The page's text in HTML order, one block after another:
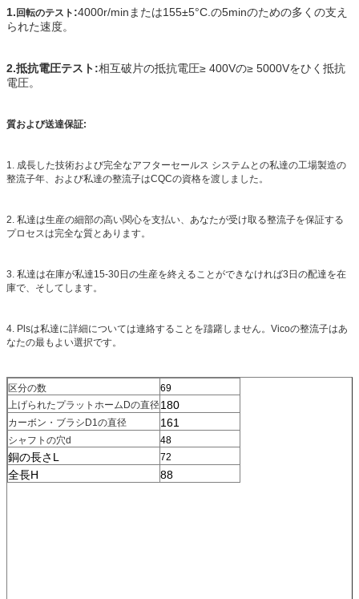
1.回転のテスト :4000r/minまたは155±5°C.の5minのための多くの支え
られた速度。
2.抵抗電圧テスト:相互破片の抵抗電圧≥ 400Vの≥ 5000Vをひく抵抗
電圧。
質および送達保証:
1. 成長した技術および完全なアフターセールス システムとの私達の工場製造の
整流子年、および私達の整流子はCQCの資格を渡しました。
2. 私達は生産の細部の高い関心を支払い、あなたが受け取る整流子を保証する
プロセスは完全な質とあります。
3. 私達は在庫が私達15-30日の生産を終えることができなければ3日の配達を在
庫で、そしてします。
4. Plsは私達に詳細については連絡することを躊躇しません。Vicoの整流子はあ
なたの最もよい選択です。
区分の数
69
上げられたプラットホームDの直径180
カーボン・ブラシD1の直径 161
シャフトの穴d 48
銅の長さL 72
全長H 88